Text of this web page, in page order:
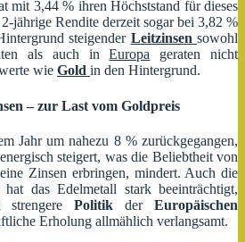
mit 3,44 % ihren Höchststand für dieses
jährige Rendite derzeit sogar bei 3,82 %
steigender Leitzinsen sowohl
als auch inEuropa geraten nicht
wie Gold in den Hintergrund.
– zur Last vom Goldpreis
Jahr um nahezu 8 % zurückgegangen,
energisch steigert, was die Beliebtheit von
Zinsen erbringen, mindert. Auch die
das Edelmetall stark beeinträchtigt,
strengerePolitik derEuropäischen
Erholung allmählich verlangsamt.